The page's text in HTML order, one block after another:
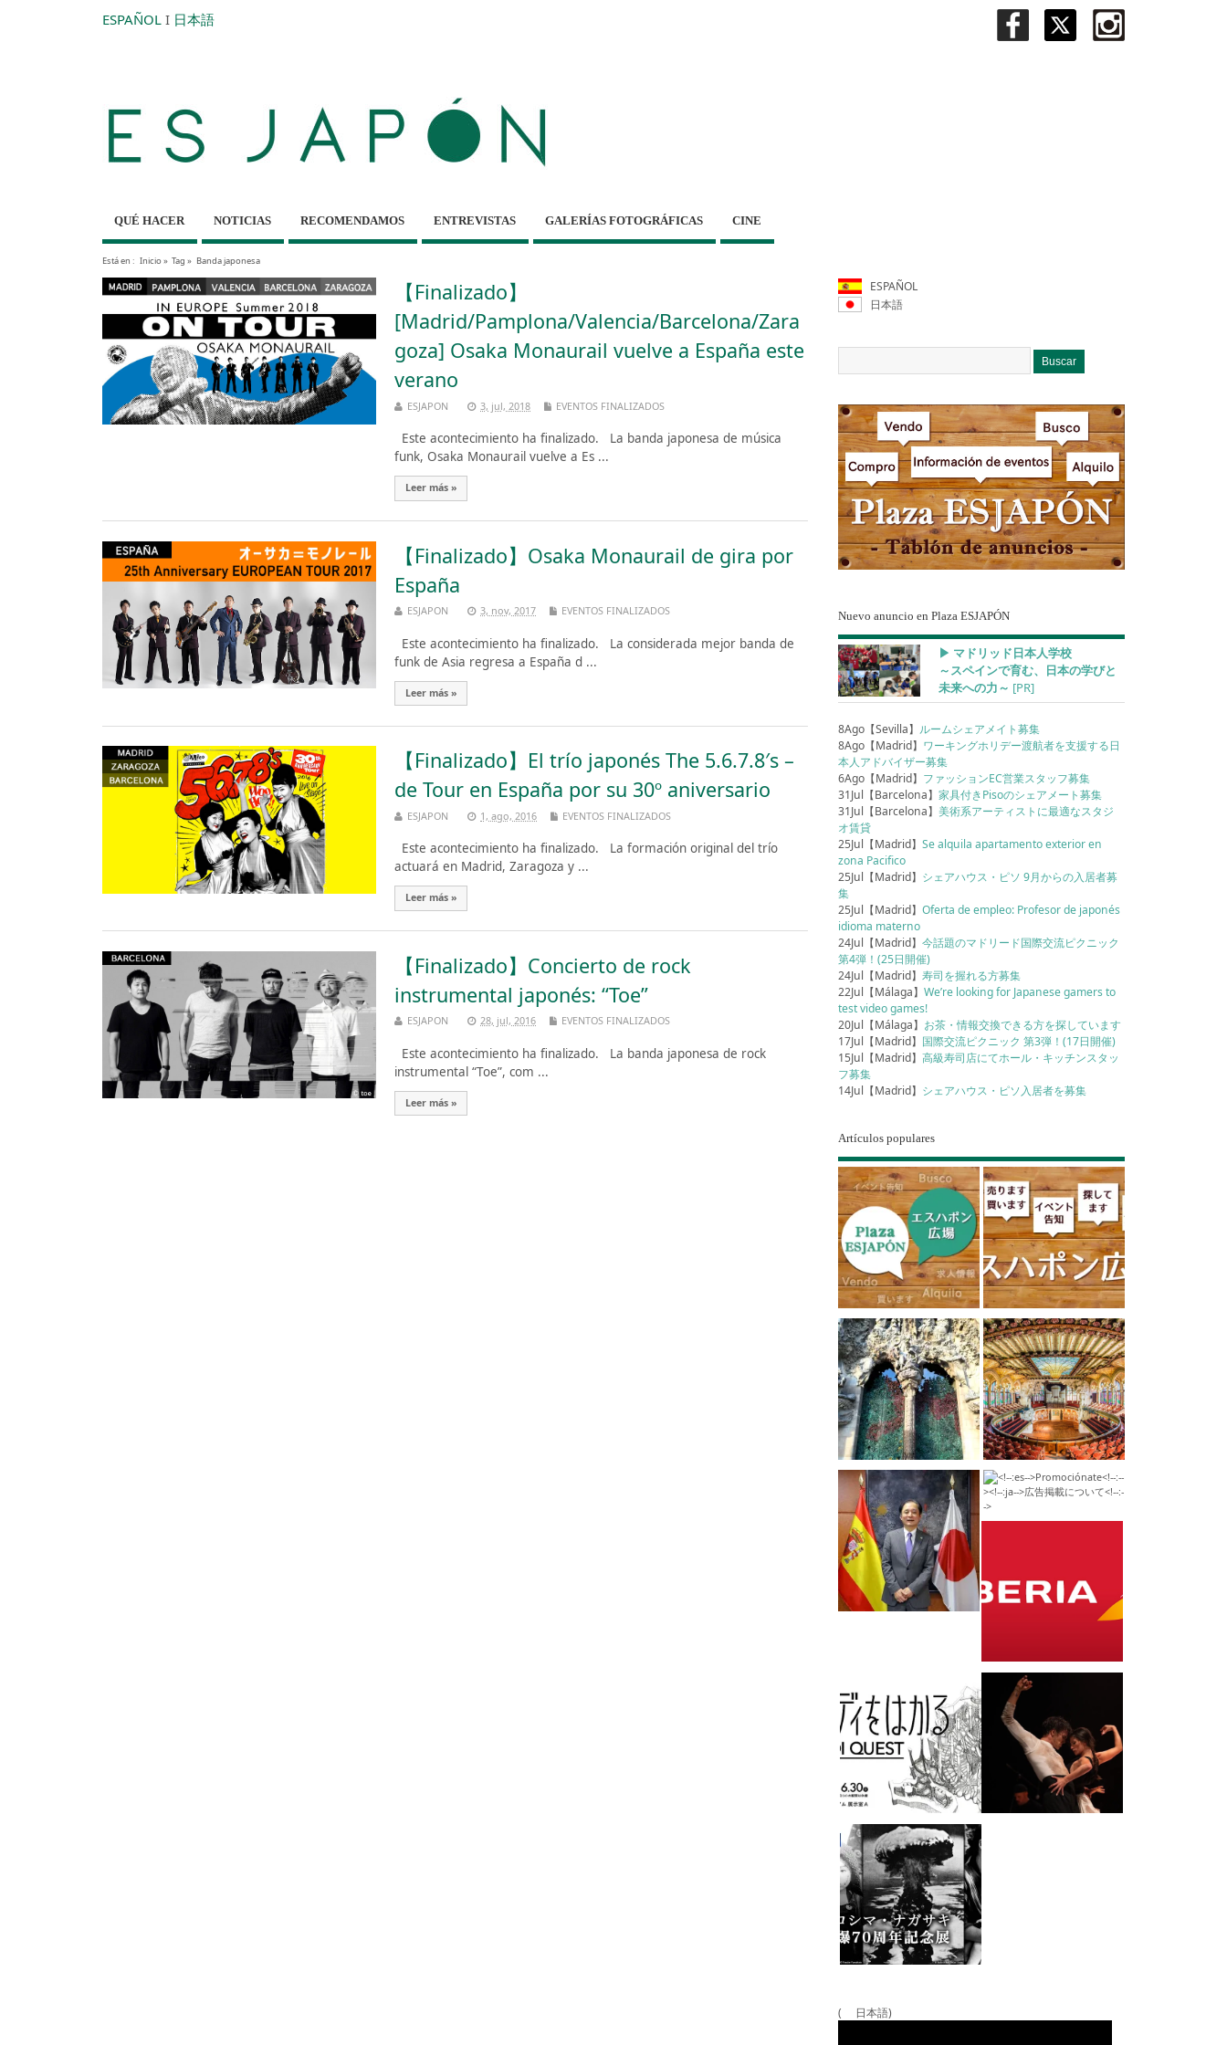
ESPAÑOL I 日本語
QUÉ HACER NOTICIAS RECOMENDAMOS ENTREVISTAS GALERÍAS FOTOGRÁFICAS CINE
Está en : Inicio» Tag » Banda japonesa
【Finalizado】
[Madrid/Pamplona/Valencia/Barcelona/Zara
goza] Osaka Monaurail vuelve a España este
verano
ESJAPON 3, jul, 2018 EVENTOS FINALIZADOS
Este acontecimiento ha finalizado. La banda japonesa de música
funk, Osaka Monaurail vuelve a Es ...
Leer más »
【Finalizado】Osaka Monaurail de gira por
España
ESJAPON 3, nov, 2017 EVENTOS FINALIZADOS
Este acontecimiento ha finalizado. La considerada mejor banda de
funk de Asia regresa a España d ...
Leer más »
【Finalizado】El trío japonés The 5.6.7.8′s –
de Tour en España por su 30º aniversario
ESJAPON 1, ago, 2016 EVENTOS FINALIZADOS
Este acontecimiento ha finalizado. La formación original del trío
actuará en Madrid, Zaragoza y ...
Leer más »
【Finalizado】Concierto de rock
instrumental japonés: “Toe”
ESJAPON 28, jul, 2016 EVENTOS FINALIZADOS
Este acontecimiento ha finalizado. La banda japonesa de rock
instrumental “Toe”, com ...
Leer más »
ESPAÑOL
日本語
Nuevo anuncio en Plaza ESJAPÓN
▶︎ マドリッド日本人学校
～スペインで育む、日本の学びと
未来への力～ [PR]
8Ago【Sevilla】 ルームシェアメイト募集
8Ago【Madrid】 ワーキングホリデー渡航者を支援する日
本人アドバイザー募集
6Ago【Madrid】 ファッションEC営業スタッフ募集
31Jul【Barcelona】家具付きPisoのシェアメート募集
31Jul【Barcelona】美術系アーティストに最適なスタジ
オ賃貸
25Jul【Madrid】Se alquila apartamento exterior en
zona Pacifico
25Jul【Madrid】 シェアハウス・ピソ 9月からの入居者募
集
25Jul【Madrid】Oferta de empleo: Profesor de japonés
idioma materno
24Jul【Madrid】今話題のマドリード国際交流ピクニック
第4弾！(25日開催)
24Jul【Madrid】寿司を握れる方募集
22Jul【Málaga】We’re looking for Japanese gamers to
test video games!
20Jul【Málaga】 お茶・情報交換できる方を探しています
17Jul【Madrid】 国際交流ピクニック 第3弾！(17日開催)
15Jul【Madrid】高級寿司店にてホール・キッチンスタッ
フ募集
14Jul【Madrid】 シェアハウス・ピソ入居者を募集
Artículos populares
( 日本語)